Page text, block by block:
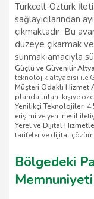
Turkcell-Öztürk
sağlayıcılarından
çıkmaktadır. Bu
düzeye çıkarmak
sunmak amacıyla
Güçlü ve Güvenilir
teknolojik altyapısı ile
Müşteri Odaklı Hizmet
planda tutan, kişiye
Yenilikçi Teknolojiler:
erişimi ve yeni nesil
Yerel ve Dijital
tarifeler ve dijital
Bölgedeki
Memnuniyeti